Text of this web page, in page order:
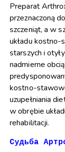
Preparat
przeznaczoną
szczeniąt, a w
układu
starszych i
nadmierne
kostno-
uzupełniania
w obrębie
rehabilitacji.
Судьба